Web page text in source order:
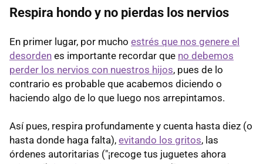
Respira hondo y no pierdas los nervios
En primer lugar, por mucho estrés que nos genere el
desorden es importante recordar que no debemos
perder los nervios con nuestros hijos, pues de lo
contrario es probable que acabemos diciendo o
haciendo algo de lo que luego nos arrepintamos.
Así pues, respira profundamente y cuenta hasta diez (o
hasta donde haga falta), evitando los gritos, las
órdenes autoritarias ("¡recoge tus juguetes ahora